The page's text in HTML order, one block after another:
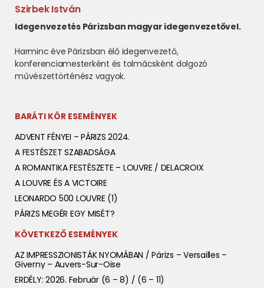
Szirbek István
Idegenvezetés Párizsban magyar idegenvezetővel.
Harminc éve Párizsban élő idegenvezető,
konferenciamesterként és tolmácsként dolgozó
művészettörténész vagyok.
BARÁTI KÖR ESEMÉNYEK
ADVENT FÉNYEI – PÁRIZS 2024.
A FESTÉSZET SZABADSÁGA
A ROMANTIKA FESTÉSZETE – LOUVRE / DELACROIX
A LOUVRE ÉS A VICTOIRE
LEONARDO 500 LOUVRE (1)
PÁRIZS MEGÉR EGY MISÉT?
KÖVETKEZŐ ESEMÉNYEK
AZ IMPRESSZIONISTÁK NYOMÁBAN / Párizs – Versailles –
Giverny – Auvers-Sur-Oise
ERDÉLY: 2026. Február (6 – 8) / (6 – 11)